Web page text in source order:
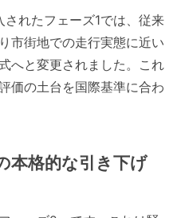
れたフェーズ1では、従来
市街地での走行実態に近い
へと変更されました。これ
価の土台を国際基準に合わ
本格的な引き下げ